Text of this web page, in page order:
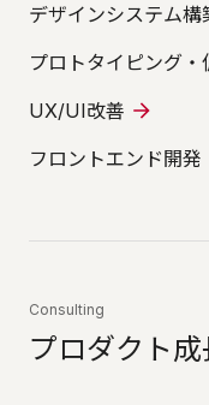
デザインシステム構
プロトタイピング・
UX/UI改善
フロントエンド開発
Consulting
プロダクト